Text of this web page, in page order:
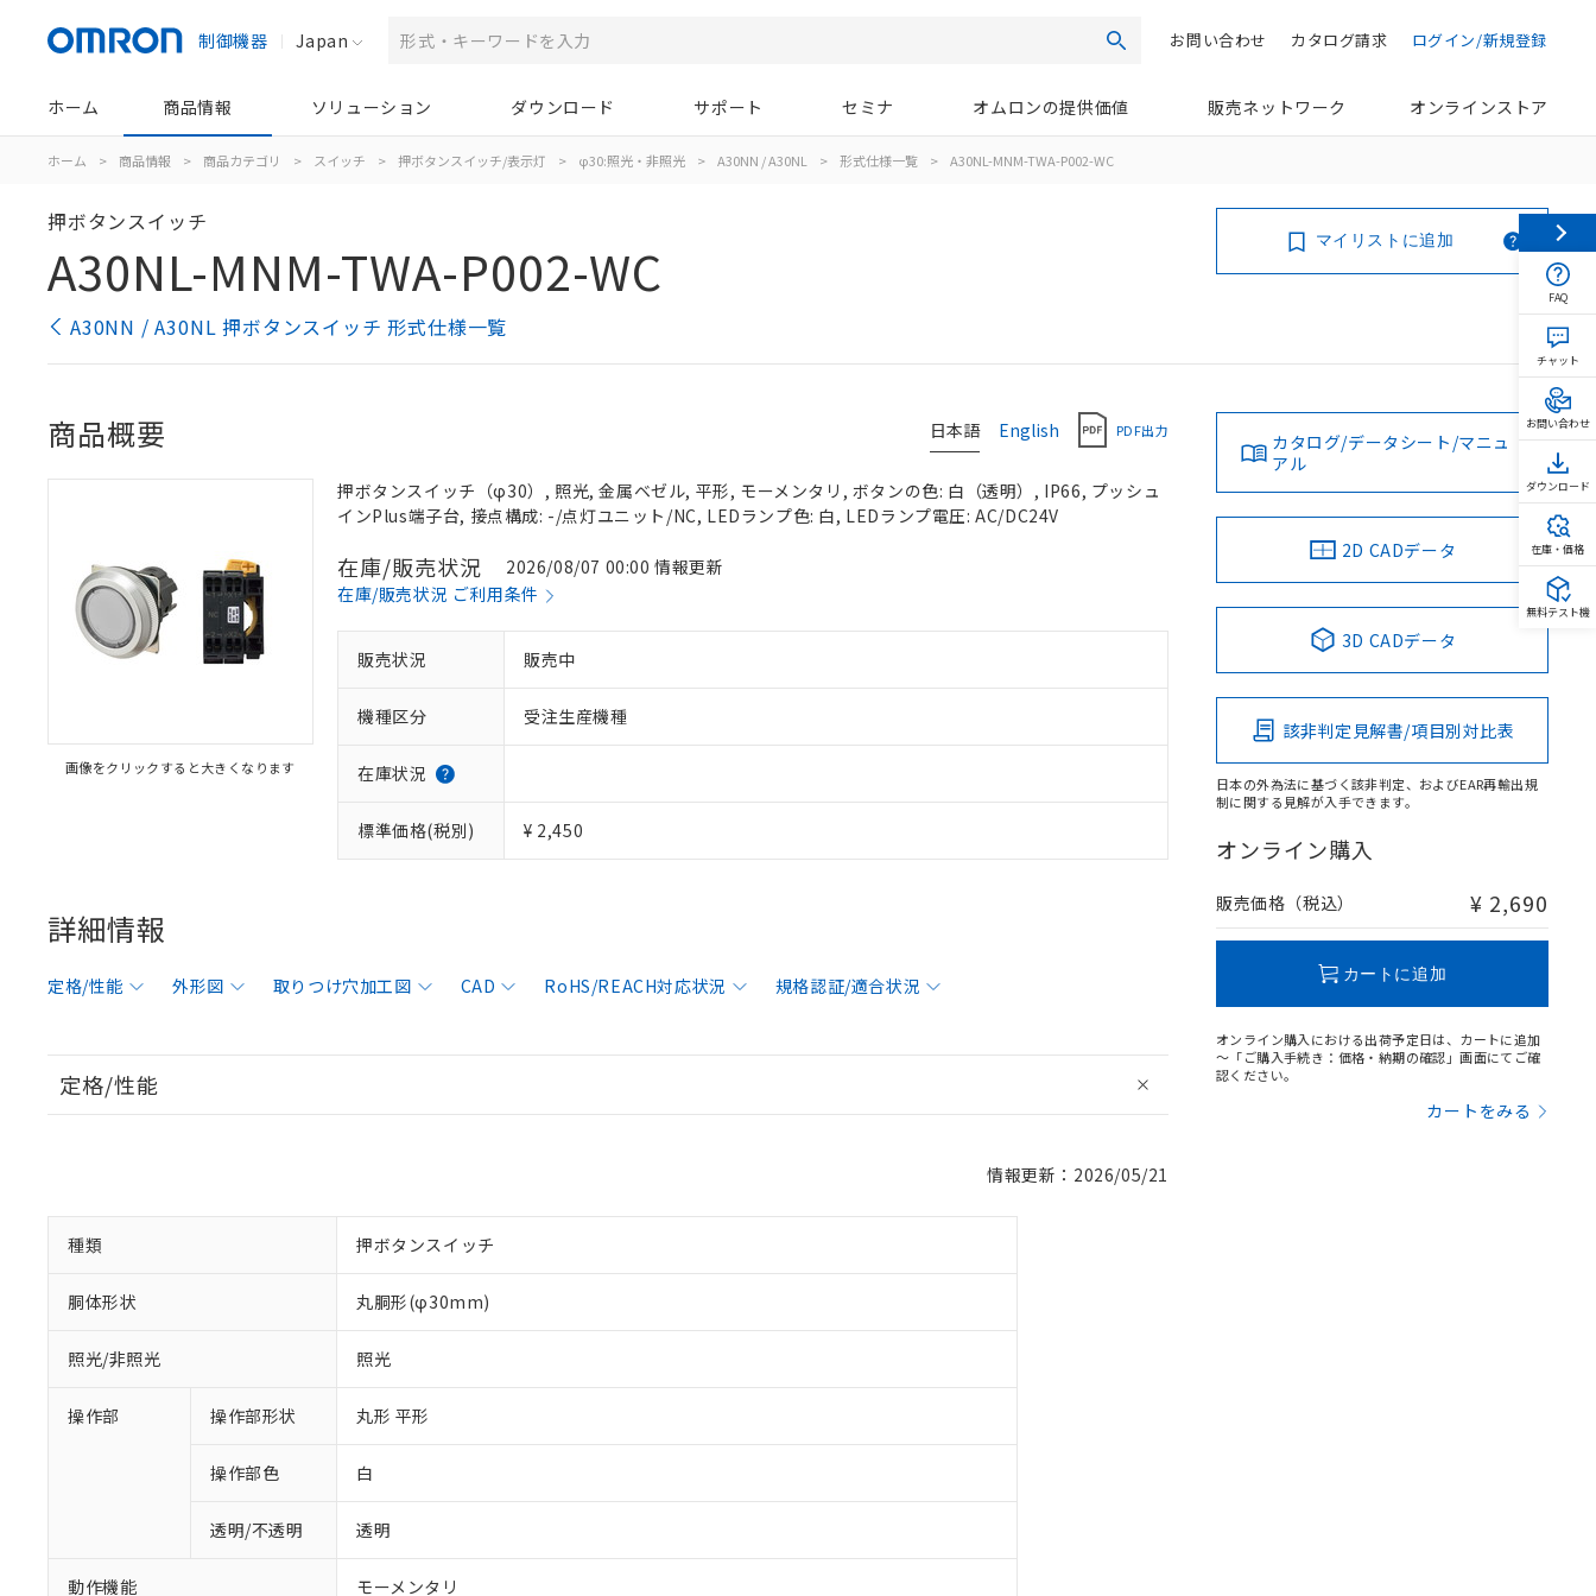
制御機器 Japan 検索 ログイン/新規登録
カタログ請求
お問い合わせ
ホーム 商品情報 ソリューション ダウンロード サポート セミナ オムロンの提供価値 販売ネットワーク オンラインストア
ホーム > 商品情報 > 商品カテゴリ > スイッチ > 押ボタンスイッチ/表示灯 > φ30:照光・非照光 > A30NN / A30NL > 形式仕様一覧 > A30NL-MNM-TWA-P002-WC
押ボタンスイッチ
A30NL-MNM-TWA-P002-WC
A30NN / A30NL 押ボタンスイッチ 形式仕様一覧
マイリストに追加
日本語 English PDF出力
商品概要
画像をクリックすると大きくなります
押ボタンスイッチ（φ30）, 照光, 金属ベゼル, 平形, モーメンタリ, ボタンの色: 白（透明）, IP66, プッシュ
インPlus端子台, 接点構成: -/点灯ユニット/NC, LEDランプ色: 白, LEDランプ電圧: AC/DC24V
在庫/販売状況
2026/08/07 00:00 情報更新
在庫/販売状況 ご利用条件
販売状況 販売中
機種区分 受注生産機種
在庫状況
標準価格(税別) ¥ 2,450
詳細情報
定格/性能 外形図 取りつけ穴加工図 CAD RoHS/REACH対応状況 規格認証/適合状況
定格/性能
情報更新：2026/05/21
種類 押ボタンスイッチ
胴体形状 丸胴形(φ30mm)
照光/非照光 照光
操作部 操作部形状 丸形 平形
操作部色 白
透明/不透明 透明
動作機能 モーメンタリ
カタログ/データシート/マニュ
アル
2D CADデータ
3D CADデータ
該非判定見解書/項目別対比表
日本の外為法に基づく該非判定、およびEAR再輸出規
制に関する見解が入手できます。
オンライン購入
販売価格（税込） ¥ 2,690
カートに追加
オンライン購入における出荷予定日は、カートに追加
～「ご購入手続き：価格・納期の確認」画面にてご確
認ください。
カートをみる
FAQ
チャット
お問い合わせ
ダウンロード
在庫・価格
無料テスト機